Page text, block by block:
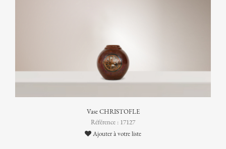
Vase CHRISTOFLE
Référence : 17127
Ajouter à votre liste